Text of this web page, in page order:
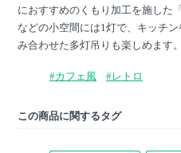
におすすめのくもり加工を施した
などの小空間には1灯で、キッチ
み合わせた多灯吊りも楽しめます。
#カフェ風 #レトロ
この商品に関するタグ